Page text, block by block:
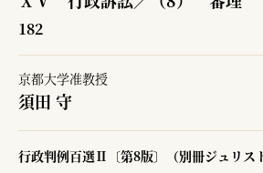
182
京都大学准教授
須田 守
行政判例百選Ⅱ〔第8版〕（別冊ジュリス